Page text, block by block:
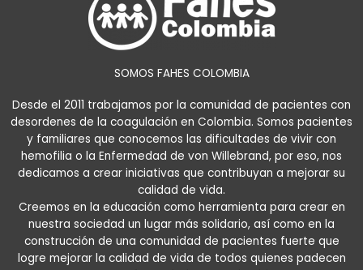
SOMOS FAHES COLOMBIA
Desde el 2011 trabajamos por la comunidad de pacientes con
desordenes de la coagulación en Colombia. Somos pacientes
y familiares que conocemos las dificultades de vivir con
hemofilia o la Enfermedad de von Willebrand, por eso, nos
dedicamos a crear iniciativas que contribuyan a mejorar su
calidad de vida.
Creemos en la educación como herramienta para crear en
nuestra sociedad un lugar más solidario, así como en la
construcción de una comunidad de pacientes fuerte que
logre mejorar la calidad de vida de todos quienes padecen